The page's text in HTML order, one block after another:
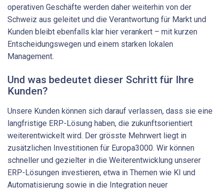
operativen Geschäfte werden daher weiterhin von der
Schweiz aus geleitet und die Verantwortung für Markt und
Kunden bleibt ebenfalls klar hier verankert – mit kurzen
Entscheidungswegen und einem starken lokalen
Management.
Und was bedeutet dieser Schritt für Ihre
Kunden?
Unsere Kunden können sich darauf verlassen, dass sie eine
langfristige ERP-Lösung haben, die zukunftsorientiert
weiterentwickelt wird. Der grösste Mehrwert liegt in
zusätzlichen Investitionen für Europa3000. Wir können
schneller und gezielter in die Weiterentwicklung unserer
ERP-Lösungen investieren, etwa in Themen wie KI und
Automatisierung sowie in die Integration neuer